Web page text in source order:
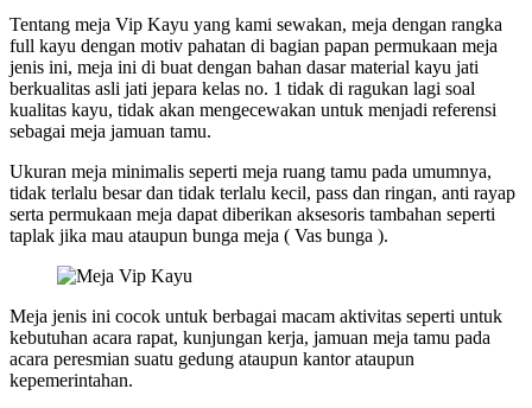
Tentang meja Vip Kayu yang kami sewakan, meja dengan rangka
full kayu dengan motiv pahatan di bagian papan permukaan meja
jenis ini, meja ini di buat dengan bahan dasar material kayu jati
berkualitas asli jati jepara kelas no. 1 tidak di ragukan lagi soal
kualitas kayu, tidak akan mengecewakan untuk menjadi referensi
sebagai meja jamuan tamu.
Ukuran meja minimalis seperti meja ruang tamu pada umumnya,
tidak terlalu besar dan tidak terlalu kecil, pass dan ringan, anti rayap
serta permukaan meja dapat diberikan aksesoris tambahan seperti
taplak jika mau ataupun bunga meja ( Vas bunga ).
Meja jenis ini cocok untuk berbagai macam aktivitas seperti untuk
kebutuhan acara rapat, kunjungan kerja, jamuan meja tamu pada
acara peresmian suatu gedung ataupun kantor ataupun
kepemerintahan.